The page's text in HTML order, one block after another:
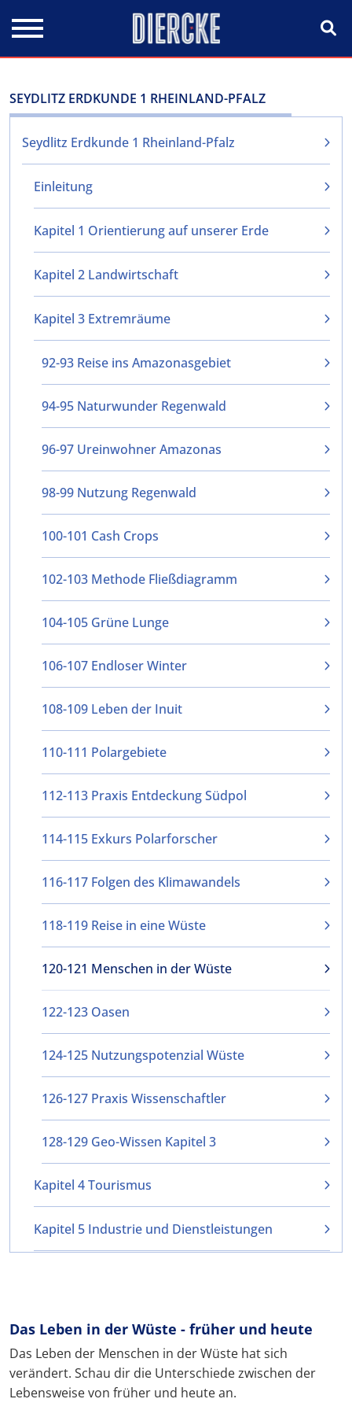
SEYDLITZ ERDKUNDE 1 RHEINLAND-PFALZ
Seydlitz Erdkunde 1 Rheinland-Pfalz
Einleitung
Kapitel 1 Orientierung auf unserer Erde
Kapitel 2 Landwirtschaft
Kapitel 3 Extremräume
92-93 Reise ins Amazonasgebiet
94-95 Naturwunder Regenwald
96-97 Ureinwohner Amazonas
98-99 Nutzung Regenwald
100-101 Cash Crops
102-103 Methode Fließdiagramm
104-105 Grüne Lunge
106-107 Endloser Winter
108-109 Leben der Inuit
110-111 Polargebiete
112-113 Praxis Entdeckung Südpol
114-115 Exkurs Polarforscher
116-117 Folgen des Klimawandels
118-119 Reise in eine Wüste
120-121 Menschen in der Wüste
122-123 Oasen
124-125 Nutzungspotenzial Wüste
126-127 Praxis Wissenschaftler
128-129 Geo-Wissen Kapitel 3
Kapitel 4 Tourismus
Kapitel 5 Industrie und Dienstleistungen
Das Leben in der Wüste - früher und heute
Das Leben der Menschen in der Wüste hat sich
verändert. Schau dir die Unterschiede zwischen der
Lebensweise von früher und heute an.